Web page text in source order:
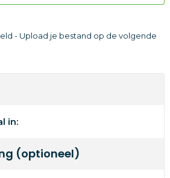
- Upload je bestand op de volgende
in:
(optioneel)